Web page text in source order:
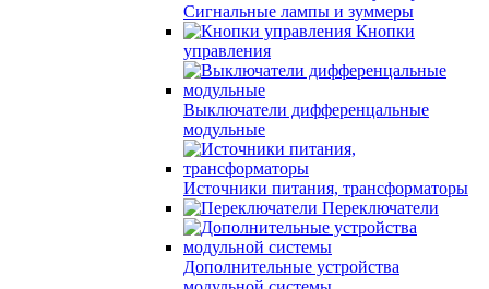
Сигнальные лампы и зуммеры
Кнопки
управления
Выключатели дифференцальные
модульные
Источники питания, трансформаторы
Переключатели
Дополнительные устройства